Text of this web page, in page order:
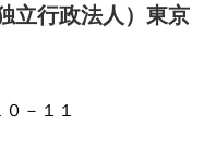
立行政法人）東京
－１１